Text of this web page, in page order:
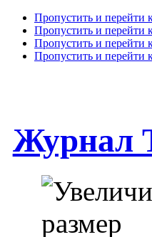
Пропустить и перейти
Пропустить и перейти
Пропустить и перейти
Пропустить и перейти
Журнал